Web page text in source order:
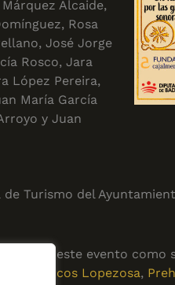
Alcaide,
Rosa
José Jorge
Rosco, Jara
López Pereira,
María García
y Juan
Turismo del
posible este evento
Federópticos Lopezosa,